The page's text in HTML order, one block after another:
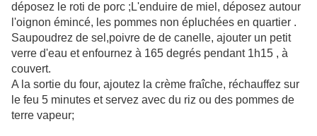
déposez le roti de porc ;L'enduire de miel, déposez autour
l'oignon émincé, les pommes non épluchées en quartier .
Saupoudrez de sel,poivre de de canelle, ajouter un petit
verre d'eau et enfournez à 165 degrés pendant 1h15 , à
couvert.
A la sortie du four, ajoutez la crème fraîche, réchauffez sur
le feu 5 minutes et servez avec du riz ou des pommes de
terre vapeur;